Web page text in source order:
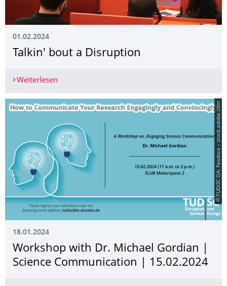
01.02.2024
Talkin' bout a Disruption
Weiterlesen
© TUDiSC ÖA: Feodora – stock.adobe.com
18.01.2024
Workshop with Dr. Michael Gordian |
Science Communication | 15.02.2024